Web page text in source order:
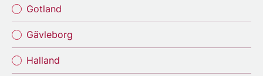
Gotland
Gävleborg
Halland